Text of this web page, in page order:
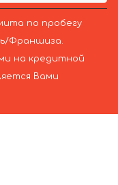
по пробегу
Франшиза.
на кредитной
Вами